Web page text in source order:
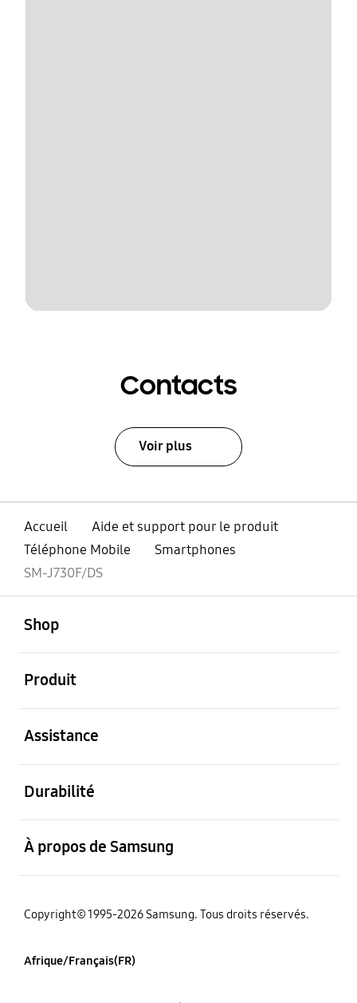
Contacts
Voir plus
Accueil
Aide et support pour le produit
Téléphone Mobile
Smartphones
SM-J730F/DS
Shop
Produit
Assistance
Durabilité
À propos de Samsung
Copyright© 1995-2026 Samsung. Tous droits réservés.
Afrique/Français(FR)